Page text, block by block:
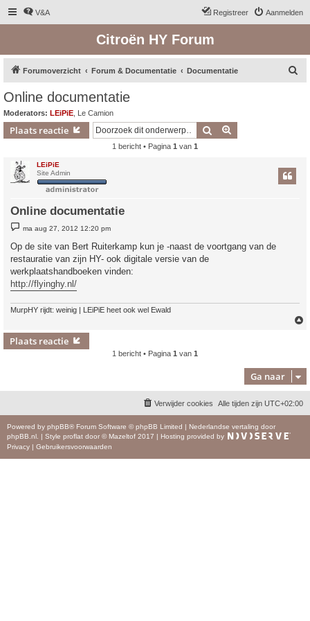
V&A Aanmelden
Registreer
Citroën HY Forum
Forumoverzicht Forum & Documentatie Documentatie
Online documentatie
Moderators: LEiPiE Le Camion
Plaats reactie Zoek
1 bericht • Pagina 1 van 1
LEiPiE
Site Admin
Online documentatie
e
i
c
h
t
ma aug 27, 2012 12:20 pm
Op de site van Bert Ruiterkamp kun je -naast de voortgang van de
restauratie van zijn HY- ook digitale versie van de
werkplaatshandboeken vinden:
http://flyinghy.nl/
MurpHY rijdt: weinig | LEiPiE heet ook wel Ewald
g
Plaats reactie
1 bericht • Pagina 1 van 1
Ga naar
Alle tijden zijn UTC+02:00
Verwijder cookies
Powered by phpBB® Forum Software © phpBB Limited | Nederlandse vertaling door
phpBB.nl. | Style proflat door © Mazeltof 2017 | Hosting provided by
Privacy | Gebruikersvoorwaarden